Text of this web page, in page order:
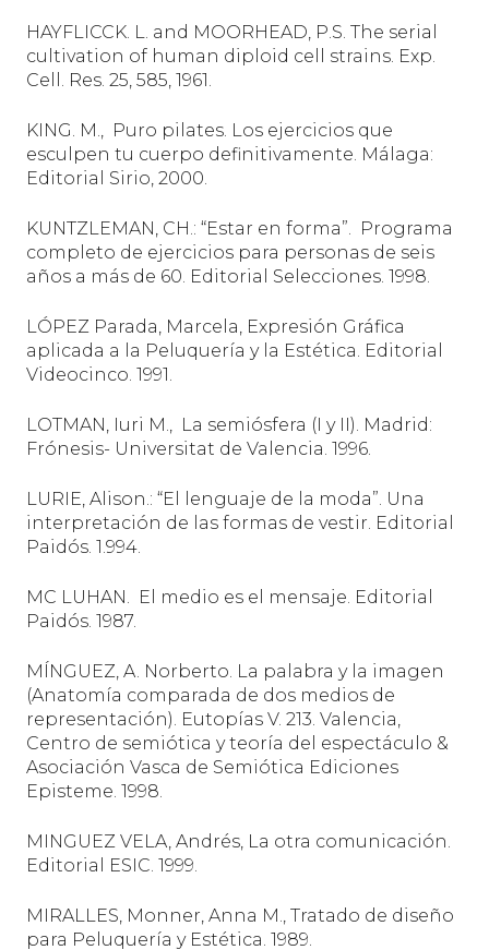
HAYFLICCK. L. and MOORHEAD, P.S. The serial
cultivation of human diploid cell strains. Exp.
Cell. Res. 25, 585, 1961.
KING. M.,
Puro pilates. Los ejercicios que
esculpen tu cuerpo definitivamente. Málaga:
Editorial Sirio, 2000.
KUNTZLEMAN, CH.: “Estar en forma”.
Programa
completo de ejercicios para personas de seis
años a más de 60. Editorial Selecciones. 1998.
LÓPEZ Parada, Marcela, Expresión Gráfica
aplicada a la Peluquería y la Estética. Editorial
Videocinco. 1991.
LOTMAN, Iuri M.,
La semiósfera (I y II). Madrid:
Frónesis- Universitat de Valencia. 1996.
LURIE, Alison.: “El lenguaje de la moda”. Una
interpretación de las formas de vestir. Editorial
Paidós. 1.994.
MC LUHAN.
El medio es el mensaje. Editorial
Paidós. 1987.
MÍNGUEZ, A. Norberto. La palabra y la imagen
(Anatomía comparada de dos medios de
representación). Eutopías V. 213. Valencia,
Centro de semiótica y teoría del espectáculo &
Asociación Vasca de Semiótica Ediciones
Episteme. 1998.
MINGUEZ VELA, Andrés, La otra comunicación.
Editorial ESIC. 1999.
MIRALLES, Monner, Anna M., Tratado de diseño
para Peluquería y Estética. 1989.